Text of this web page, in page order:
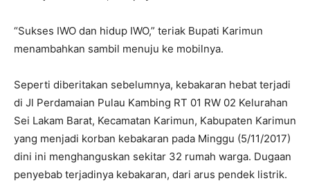
“Sukses IWO dan hidup IWO,” teriak Bupati Karimun
menambahkan sambil menuju ke mobilnya.
Seperti diberitakan sebelumnya, kebakaran hebat terjadi
di Jl Perdamaian Pulau Kambing RT 01 RW 02 Kelurahan
Sei Lakam Barat, Kecamatan Karimun, Kabupaten Karimun
yang menjadi korban kebakaran pada Minggu (5/11/2017)
dini ini menghanguskan sekitar 32 rumah warga. Dugaan
penyebab terjadinya kebakaran, dari arus pendek listrik.